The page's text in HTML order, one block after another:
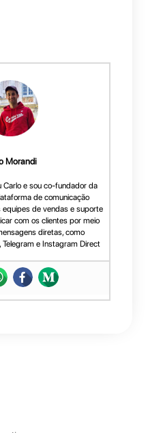
pode entrar em
a equipe
Nós vamos
é possível para
a configurar seu
começar
com seus